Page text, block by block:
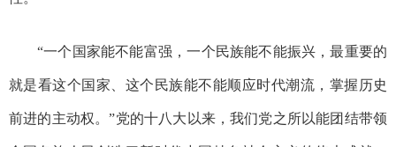
“一个国家能不能富强，一个民族能不能振兴，最重要的
就是看这个国家、这个民族能不能顺应时代潮流，掌握历史
前进的主动权。”党的十八大以来，我们党之所以能团结带领